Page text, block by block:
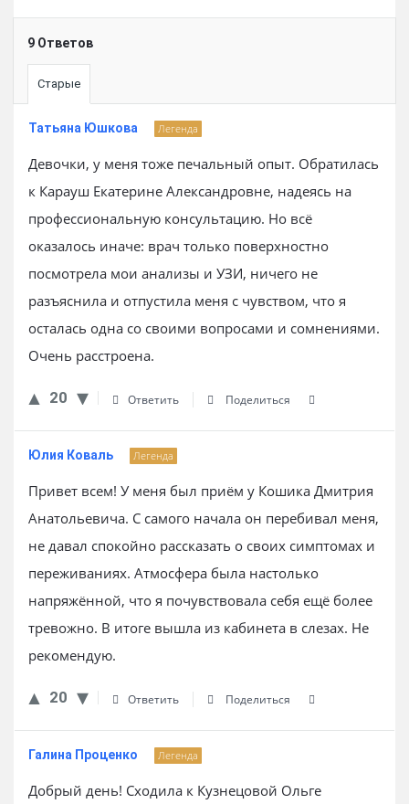
9 Ответов
Старые
Татьяна Юшкова Легенда
Девочки, у меня тоже печальный опыт. Обратилась
к Карауш Екатерине Александровне, надеясь на
профессиональную консультацию. Но всё
оказалось иначе: врач только поверхностно
посмотрела мои анализы и УЗИ, ничего не
разъяснила и отпустила меня с чувством, что я
осталась одна со своими вопросами и сомнениями.
Очень расстроена.
20 Ответить Поделиться
Юлия Коваль Легенда
Привет всем! У меня был приём у Кошика Дмитрия
Анатольевича. С самого начала он перебивал меня,
не давал спокойно рассказать о своих симптомах и
переживаниях. Атмосфера была настолько
напряжённой, что я почувствовала себя ещё более
тревожно. В итоге вышла из кабинета в слезах. Не
рекомендую.
20 Ответить Поделиться
Галина Проценко Легенда
Добрый день! Сходила к Кузнецовой Ольге